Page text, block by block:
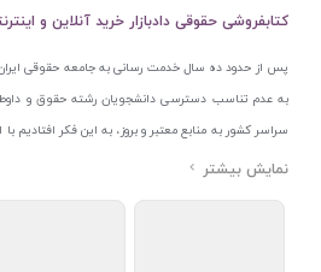
کتابفروشی حقوقی دادبازار خرید آنلاین و
پس از حدود ده سال خدمت رسانی به جامعه حقوقی ایران
به عدم تناسب دسترسی دانشجویان رشته حقوق و
سراسر کشور به منابع معتبر و بروز، به این فکر
ای اختبار خدمتی جدید به جامعه حقوقی ایران ارائه